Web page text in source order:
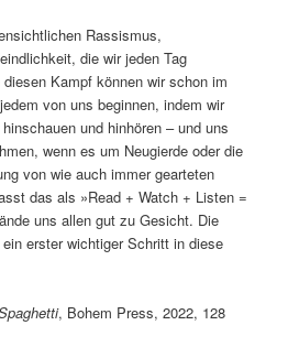
Rassismus,
die wir jeden Tag
Kampf können wir schon im
von uns beginnen, indem wir
und hinhören – und uns
wenn es um Neugierde oder die
von wie auch immer gearteten
das als »Read + Watch + Listen =
uns allen gut zu Gesicht. Die
erster wichtiger Schritt in diese
, Bohem Press, 2022, 128